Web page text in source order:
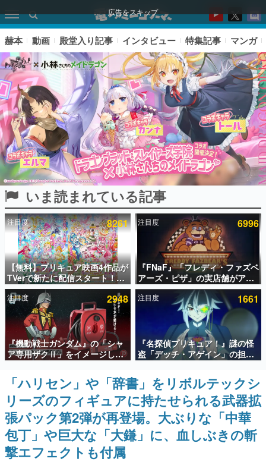
広告をスキップ
ピックアップ
電ファミのいま読まれている記事ランキング
アプリセール情報
インタビュー
連載・特集一覧
殿堂入り記事
SNS拡散数が数千以上！ ページビュー数万以上！ などな
ど。多くの人々に読まれた、電ファミ渾身の“殿堂入り”記
事をまとめました。
ゲームの企画書
名作ゲームクリエイターの方々に製作時のエピソードをお
聞きし、ヒットする企画（ゲーム）とは何か？を探ってい
きます。
赫本
この物語を解いてはいけない。『赫本』は、〈試験問題〉
の形をした短編ホラー小説集です。
赫本 動画 殿堂入り記事 インタビュー 特集記事 マンガ
いま読まれている記事
注目度 8261
【無料】プリキュア映画4作品が
TVerで新たに配信スタート！な
んと2018年～2024年の映画ほぼ
すべてが見放題に、ぶっちゃけ
ありえないラインナップ
注目度 6996
『FNaF』「フレディ・ファズベ
アーズ・ピザ」の実店舗がアメ
リカの商業施設「American
Dream」に2027年オープン！
ScottGamesとの共同開発、食
事だけでなくステージショーや
没入型のホラー体験も楽しめる
注目度 2948
『機動戦士ガンダム』の「シャ
ア専用ザクⅡ」をイメージした
散水ホースリールが予約開始。
本体にはシャアのパーソナルマ
ークやジオン公国軍のエンブレ
ム、型式番号などを配置
注目度 1661
『名探偵プリキュア！』謎の怪
盗「デッチ・アゲイン」の担当
キャストは天﨑滉平さんと判
明。『Re:ゼロから始める異世
界生活』オットー役、『ヒプノ
シスマイク』山田三郎役など
「ハリセン」や「辞書」をリボルテックシ
リーズのフィギュアに持たせられる武器拡
張パック第2弾が再登場。大ぶりな「中華
包丁」や巨大な「大鎌」に、血しぶきの斬
撃エフェクトも付属